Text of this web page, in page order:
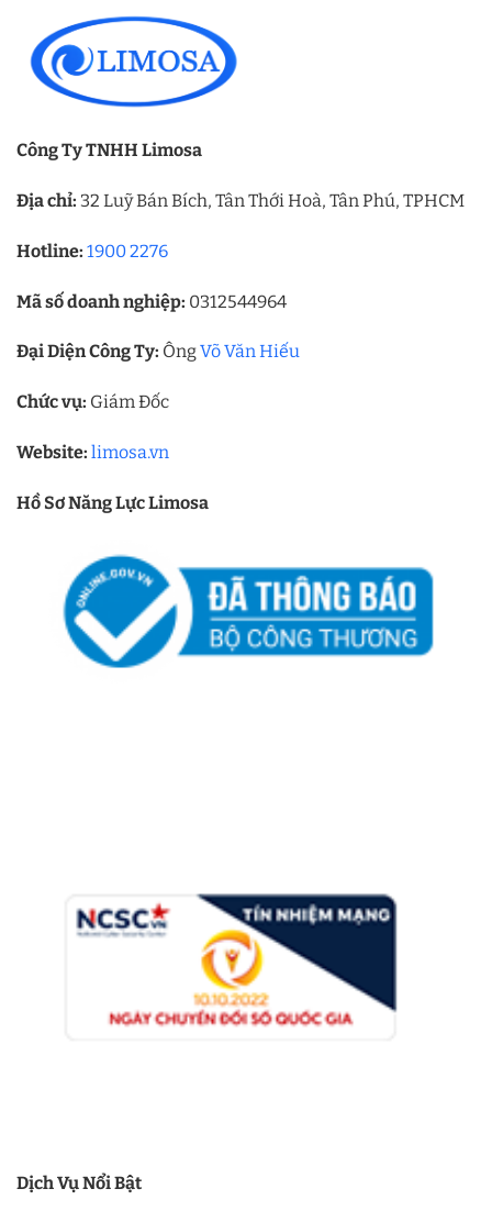
Công Ty TNHH Limosa
Địa chỉ: 32 Luỹ Bán Bích, Tân Thới Hoà, Tân Phú, TPHCM
Hotline: 1900 2276
Mã số doanh nghiệp: 0312544964
Đại Diện Công Ty: ÔngVõ Văn Hiếu
Chức vụ: Giám Đốc
Website: limosa.vn
Hồ Sơ Năng Lực Limosa
Dịch Vụ Nổi Bật